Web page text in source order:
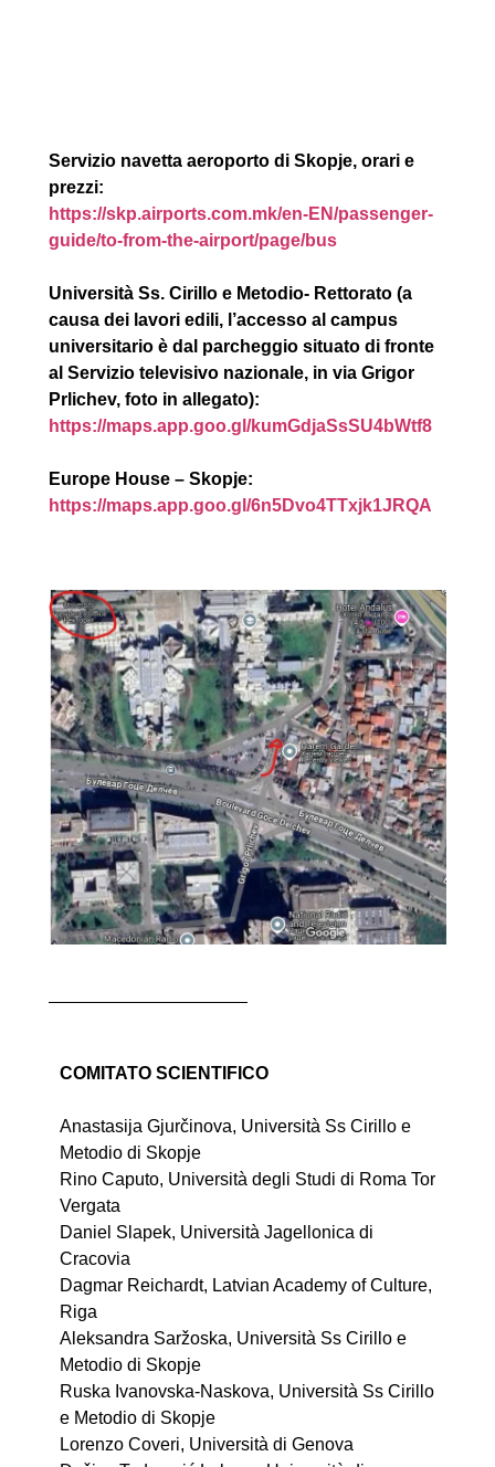
Servizio navetta aeroporto di Skopje, orari e
prezzi:
https://skp.airports.com.mk/en-EN/passenger-
guide/to-from-the-airport/page/bus
Università Ss. Cirillo e Metodio- Rettorato (a
causa dei lavori edili, l’accesso al campus
universitario è dal parcheggio situato di fronte
al Servizio televisivo nazionale, in via Grigor
Prlichev, foto in allegato):
https://maps.app.goo.gl/kumGdjaSsSU4bWtf8
Europe House – Skopje:
https://maps.app.goo.gl/6n5Dvo4TTxjk1JRQA
COMITATO SCIENTIFICO
Anastasija Gjurčinova, Università Ss Cirillo e
Metodio di Skopje
Rino Caputo, Università degli Studi di Roma Tor
Vergata
Daniel Slapek, Università Jagellonica di
Cracovia
Dagmar Reichardt, Latvian Academy of Culture,
Riga
Aleksandra Saržoska, Università Ss Cirillo e
Metodio di Skopje
Ruska Ivanovska-Naskova, Università Ss Cirillo
e Metodio di Skopje
Lorenzo Coveri, Università di Genovа